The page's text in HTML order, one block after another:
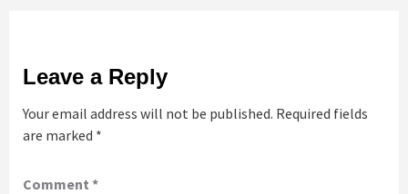
Leave a Reply
Your email address will not be published. Required fields
are marked *
Comment *